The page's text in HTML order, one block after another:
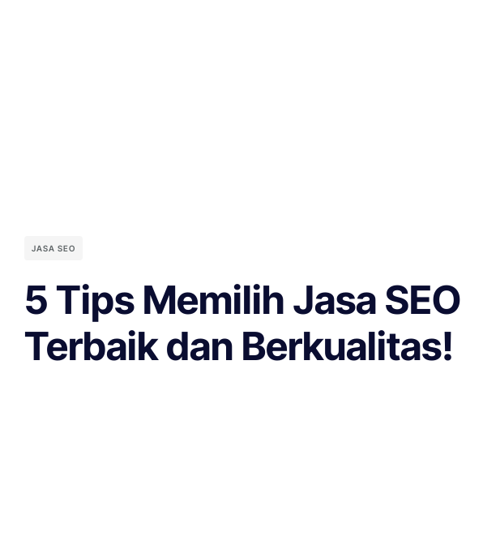
JASA SEO
5 Tips Memilih Jasa SEO
Terbaik dan Berkualitas!